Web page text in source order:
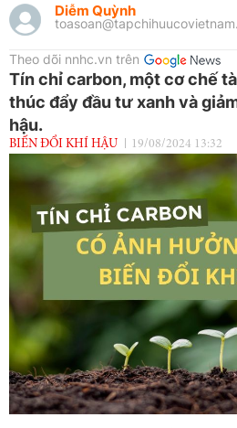
Diễm Quỳnh
Theo dõi nnhc.vn trên
Tín chỉ carbon, một cơ chế
thúc đẩy đầu tư xanh và
hậu.
BIẾN ĐỔI KHÍ HẬU 19/08/2024 13:32